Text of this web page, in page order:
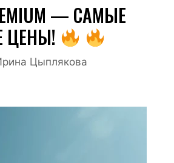
— САМЫЕ
ЦЕНЫ!
Цыплякова